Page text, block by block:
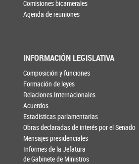
Comisiones bicamerales
Agenda de reuniones
INFORMACIÓN LEGISLATIVA
Composición y funciones
Formación de leyes
Relaciones Internacionales
Acuerdos
Estadísticas parlamentarias
Obras declaradas de interés por el Senado
Mensajes presidenciales
Informes de la Jefatura
de Gabinete de Ministros